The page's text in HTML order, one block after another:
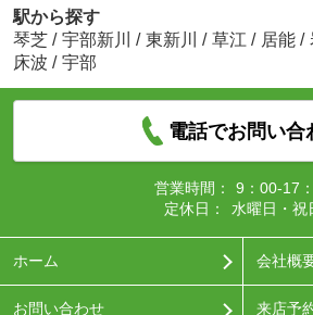
駅から探す
琴芝 / 宇部新川 / 東新川 / 草江 / 居能 /
床波 / 宇部
電話でお問い合
営業時間：
9：00-17
定休日：
水曜日・祝
ホーム 会社概
お問い合わせ 来店予